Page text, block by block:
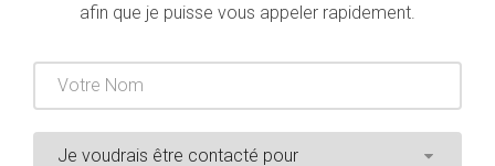
afin que je puisse vous appeler rapidement.